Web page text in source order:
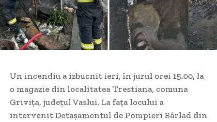
Un incendiu a izbucnit ieri, în jurul orei 15.00, la
o magazie din localitatea Trestiana, comuna
Grivița, județul Vaslui. La fața locului a
intervenit Detașamentul de Pompieri Bârlad din